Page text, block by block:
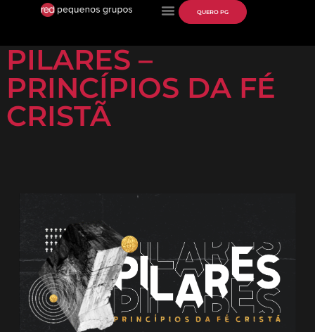
QUERO PG
PILARES –
PRINCÍPIOS DA FÉ
CRISTÃ